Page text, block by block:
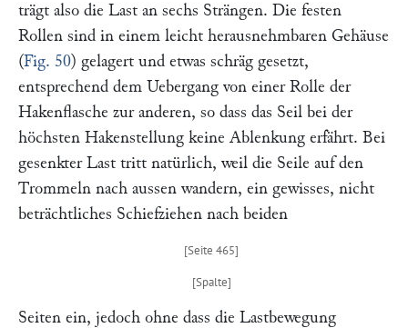
trägt also die Last an sechs Strängen. Die festen
Rollen sind in einem leicht herausnehmbaren Gehäuse
(Fig. 50) gelagert und etwas schräg gesetzt,
entsprechend dem Uebergang von einer Rolle der
Hakenflasche zur anderen, so dass das Seil bei der
höchsten Hakenstellung keine Ablenkung erfährt. Bei
gesenkter Last tritt natürlich, weil die Seile auf den
Trommeln nach aussen wandern, ein gewisses, nicht
beträchtliches Schiefziehen nach beiden
Seiten ein, jedoch ohne dass die Lastbewegung